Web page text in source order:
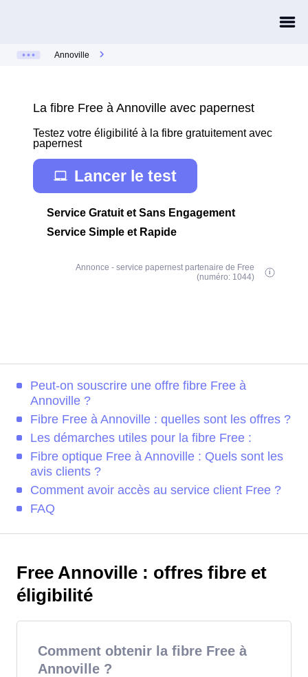
Annoville
La fibre Free à Annoville avec papernest
Testez votre éligibilité à la fibre gratuitement avec
papernest
Lancer le test
Service Gratuit et Sans Engagement
Service Simple et Rapide
Annonce - service papernest partenaire de Free
(numéro: 1044)
Peut-on souscrire une offre fibre Free à
Annoville ?
Fibre Free à Annoville : quelles sont les offres ?
Les démarches utiles pour la fibre Free :
Fibre optique Free à Annoville : Quels sont les
avis clients ?
Comment avoir accès au service client Free ?
FAQ
Free Annoville : offres fibre et
éligibilité
Comment obtenir la fibre Free à
Annoville ?